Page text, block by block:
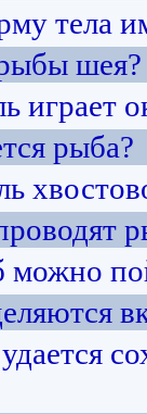
тела
шея?
играет
рыба?
можно